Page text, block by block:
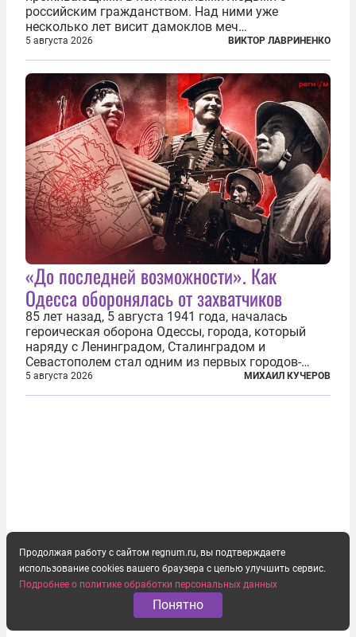
российским гражданством. Над ними уже
несколько лет висит дамоклов меч
насильственного выдворения. Некоторых уже
депортировали, а многие уехали сами, не
дожидаясь изгнания из родных домов. Пожилых
людей, проваливших...
5 августа 2026 ВИКТОР ЛАВРИНЕНКО
«До последней возможности». Как
Одесса оборонялась от захватчиков
85 лет назад, 5 августа 1941 года, началась
героическая оборона Одессы, города, который
наряду с Ленинградом, Сталинградом и
Севастополем стал одним из первых городов-
героев. Историки приводят фразу из телеграммы
Иосифа Сталина, датированной сентябрем 1941-
5 августа 2026 МИХАИЛ КУЧЕРОВ
Продолжая работу с сайтом regnum.ru, вы подтверждаете
использование cookies вашего браузера с целью улучшить сервис.
Подробнее о политике обработки персональных данных
Понятно